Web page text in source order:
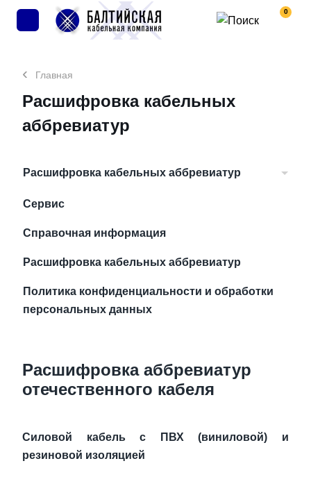
0
Главная
Расшифровка кабельных
аббревиатур
Расшифровка кабельных аббревиатур
Сервис
Справочная информация
Расшифровка кабельных аббревиатур
Политика конфиденциальности и обработки
персональных данных
Расшифровка аббревиатур
отечественного кабеля
Силовой кабель с ПВХ (виниловой) и
резиновой изоляцией